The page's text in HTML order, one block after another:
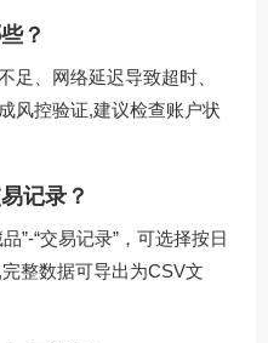
？
足、网络延迟导致超时、
风控验证,建议检查账户状
记录？
”-“交易记录”，可选择按日
整数据可导出为CSV文